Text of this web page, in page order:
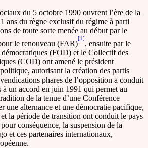
du 5 octobre 1990 ouvrent l’ère de la
ans du règne exclusif du régime à parti
de toute sorte menée au début par le
le renouveau (FAR)
[1]
, ensuite par le
(FOD) et le Collectif des
(COD) ont amené le président
autorisant la création des partis
phares de l’opposition a conduit
à un accord en juin 1991 qui permet au
de la tenue d’une Conférence
une alternance et une démocratie pacifique,
la période de transition ont conduit le pays
conséquence, la suspension de la
et ces partenaires internationaux,